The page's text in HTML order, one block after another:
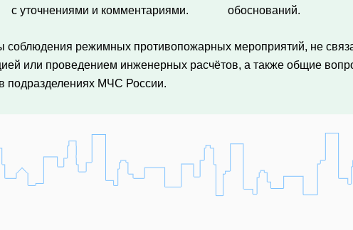
с уточнениями и комментариями.
обоснований.
соблюдения режимных противопожарных мероприятий, не
или проведением инженерных расчётов, а также общие
подразделениях МЧС России.